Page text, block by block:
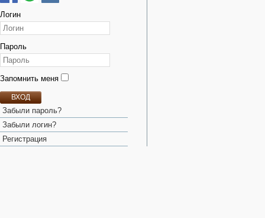
Логин
Пароль
Запомнить меня
ВХОД
Забыли пароль?
Забыли логин?
Регистрация